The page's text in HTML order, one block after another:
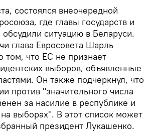
состоялся внеочередной
где главы государств и
обсудили ситуацию в Беларуси.
глава Евросовета Шарль
том, что ЕС не признает
выборов, объявленные
Он также подчеркнул, что
против "значительного числа
за насилие в республике и
выборах". В этот список может
президент Лукашенко.